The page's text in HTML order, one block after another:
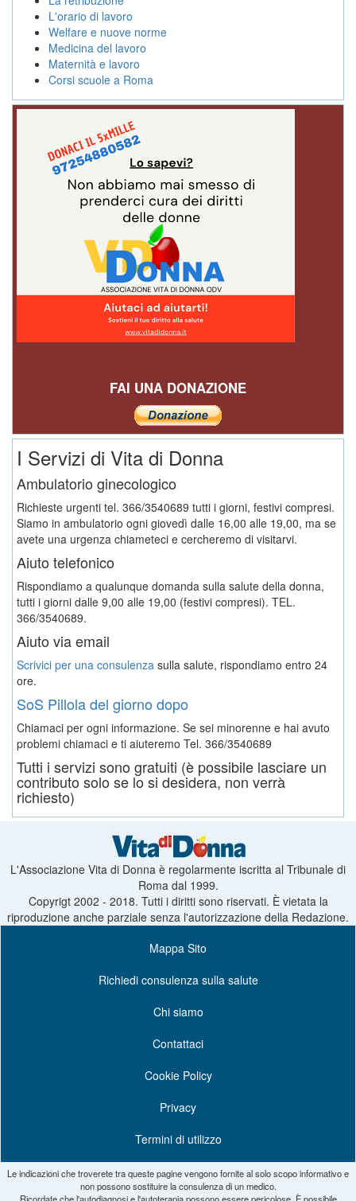
L'orario di lavoro
Welfare e nuove norme
Medicina del lavoro
Maternità e lavoro
Corsi scuole a Roma
FAI UNA DONAZIONE
I Servizi di Vita di Donna
Ambulatorio ginecologico
Richieste urgenti tel. 366/3540689 tutti i giorni, festivi compresi.
Siamo in ambulatorio ogni giovedì dalle 16,00 alle 19,00, ma se
avete una urgenza chiameteci e cercheremo di visitarvi.
Aiuto telefonico
Rispondiamo a qualunque domanda sulla salute della donna,
tutti i giorni dalle 9,00 alle 19,00 (festivi compresi). TEL.
366/3540689.
Aiuto via email
Scrivici per una consulenza sulla salute, rispondiamo entro 24
ore.
SoS Pillola del giorno dopo
Chiamaci per ogni informazione. Se sei minorenne e hai avuto
problemi chiamaci e ti aiuteremo Tel. 366/3540689
Tutti i servizi sono gratuiti (è possibile lasciare un
contributo solo se lo si desidera, non verrà
richiesto)
L'Associazione Vita di Donna è regolarmente iscritta al Tribunale di
Roma dal 1999.
Copyrigt 2002 - 2018. Tutti i diritti sono riservati. È vietata la
riproduzione anche parziale senza l'autorizzazione della Redazione.
Mappa Sito
Richiedi consulenza sulla salute
Chi siamo
Contattaci
Cookie Policy
Privacy
Termini di utilizzo
Le indicazioni che troverete tra queste pagine vengono fornite al solo scopo informativo e
non possono sostituire la consulenza di un medico.
Ricordate che l'autodiagnosi e l'autoterapia possono essere pericolose. È possibile